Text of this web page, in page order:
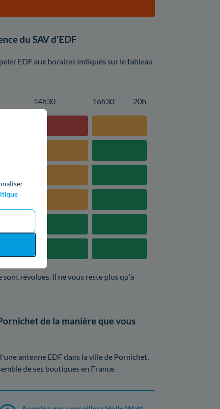
du SAV d'EDF
EDF aux horaires indiqués sur le tableau
14h30 16h30 20h
révolues. Il ne vous reste plus qu'à
de la manière que vous
antenne EDF dans la ville de Pornichet,
de ses boutiques en France.